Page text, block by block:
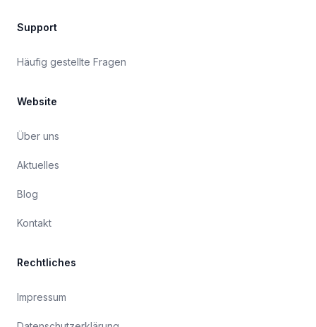
Support
Häufig gestellte Fragen
Website
Über uns
Aktuelles
Blog
Kontakt
Rechtliches
Impressum